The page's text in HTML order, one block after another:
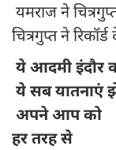
यमराज ने
चित्रगुप्त ने
ये आदमी इंदौर
ये सब यातनाएं
अपने आप को
हर तरह से